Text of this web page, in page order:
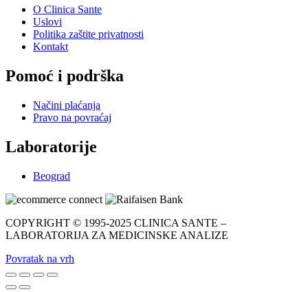
O Clinica Sante
Uslovi
Politika zaštite privatnosti
Kontakt
Pomoć i podrška
Načini plaćanja
Pravo na povraćaj
Laboratorije
Beograd
COPYRIGHT © 1995-2025 CLINICA SANTE –
LABORATORIJA ZA MEDICINSKE ANALIZE
Povratak na vrh